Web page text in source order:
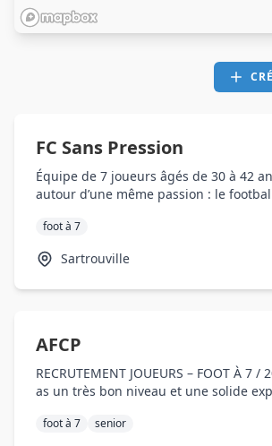
FC Sans Pression
Équipe de 7 joueurs âgés de 30 à 42
autour d’une même passion : le
foot à 7
Sartrouville
AFCP
RECRUTEMENT JOUEURS – FOOT À 7 /
as un très bon niveau et une solide
foot à 7 senior